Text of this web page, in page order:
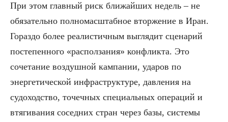
При этом главный риск ближайших недель – не
обязательно полномасштабное вторжение в Иран.
Гораздо более реалистичным выглядит сценарий
постепенного «расползания» конфликта. Это
сочетание воздушной кампании, ударов по
энергетической инфраструктуре, давления на
судоходство, точечных специальных операций и
втягивания соседних стран через базы, системы